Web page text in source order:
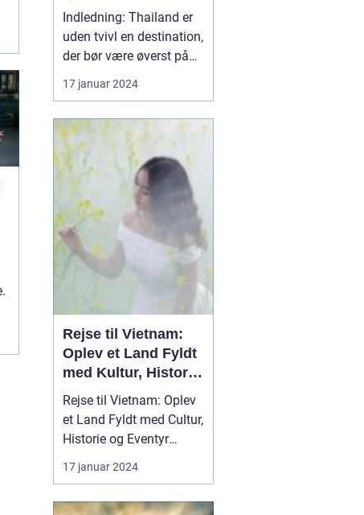
skønhed og eventyr
Indledning: Thailand er
uden tvivl en destination,
der bør være øverst på
listen for enhver rejsende
og eventyrlysten sjæl.
skønhed, rige kultur og
spændende historie, er
det et land, der tilbyder
noget for enhver smag. I
denne artik...
17 januar 2024
Rejse til Vietnam:
Oplev et Land Fyldt
med Kultur, Historie
og Eventyr
Rejse til Vietnam: Oplev
et Land Fyldt med Cultur,
Historie og Eventyr
Introduktion Rejsen til
Vietnam kan være en
17 januar 2024